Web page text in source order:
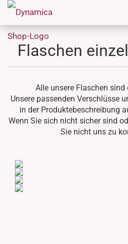
Flaschen
Alle unsere Flaschen
Unsere passenden Verschlüsse
in der Produktebeschreibung
Wenn Sie sich nicht sicher sind
Sie nicht uns zu